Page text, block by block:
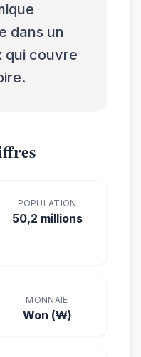
dans un
qui couvre
POPULATION
50,2 millions
MONNAIE
Won (₩)